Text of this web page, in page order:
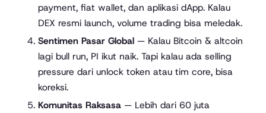
payment, fiat wallet, dan aplikasi dApp. Kalau
DEX resmi launch, volume trading bisa meledak.
Sentimen Pasar Global— Kalau Bitcoin & altcoin
lagi bull run, PI ikut naik. Tapi kalau ada selling
pressure dari unlock token atau tim core, bisa
koreksi.
Komunitas Raksasa— Lebih dari 60 juta